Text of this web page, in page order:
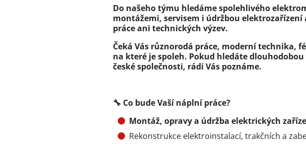
Do našeho týmu hledáme spolehlivého
montážemi, servisem i údržbou elektrozařízení
práce ani technických výzev.
Čeká Vás různorodá práce, moderní technika,
na které je spoleh. Pokud hledáte
české společnosti, rádi Vás poznáme.
🔧 Co bude Vaší náplní práce?
Montáž, opravy a údržba elektrických
Rekonstrukce elektroinstalací, trakčních a